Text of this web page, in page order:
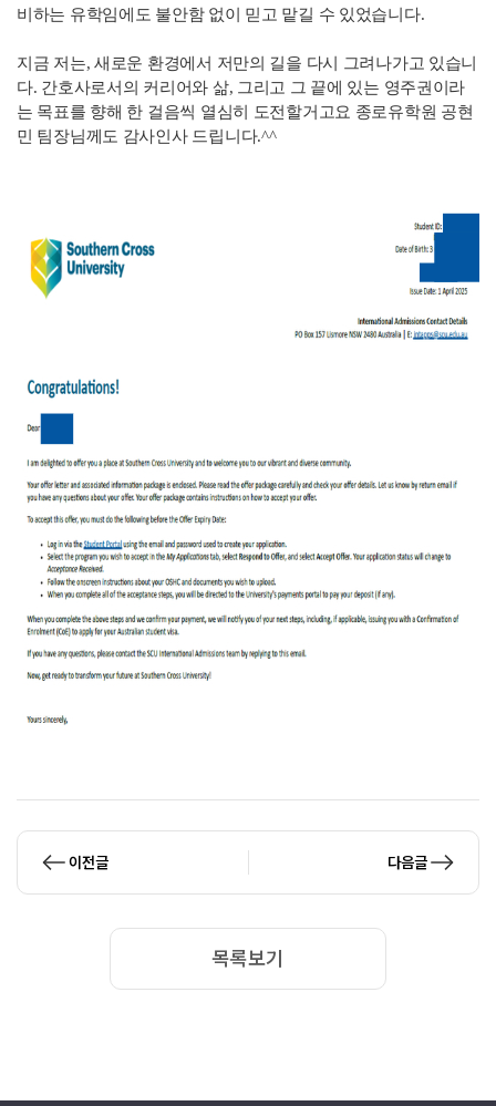
비하는 유학임에도 불안함 없이 믿고 맡길 수 있었습니다.
지금 저는, 새로운 환경에서 저만의 길을 다시 그려나가고 있습니
다. 간호사로서의 커리어와 삶, 그리고 그 끝에 있는 영주권이라
는 목표를 향해 한 걸음씩 열심히 도전할거고요 종로유학원 공현
민 팀장님께도 감사인사 드립니다.^^
이전글 다음글
목록보기